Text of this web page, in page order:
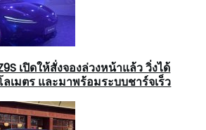
เปิดให้สั่งจองล่วงหน้าแล้ว วิ่งได้
ลเมตร และมาพร้อมระบบชาร์จเร็ว